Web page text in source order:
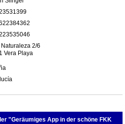
2/6
Vera Playa
"Geräumiges App in der schöne FKK